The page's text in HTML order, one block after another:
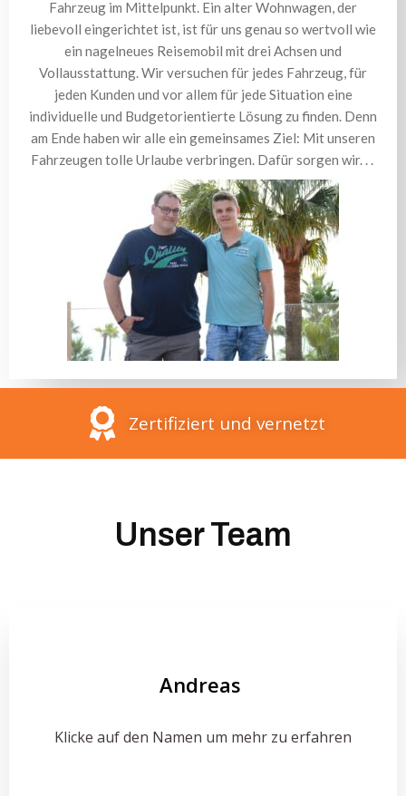
Fahrzeug im Mittelpunkt. Ein alter Wohnwagen, der
liebevoll eingerichtet ist, ist für uns genau so wertvoll wie
ein nagelneues Reisemobil mit drei Achsen und
Vollausstattung. Wir versuchen für jedes Fahrzeug, für
jeden Kunden und vor allem für jede Situation eine
individuelle und Budgetorientierte Lösung zu finden. Denn
am Ende haben wir alle ein gemeinsames Ziel: Mit unseren
Fahrzeugen tolle Urlaube verbringen. Dafür sorgen wir. . .
Zertifiziert und vernetzt
Unser Team
Andreas ​
Klicke auf den Namen um mehr zu erfahren